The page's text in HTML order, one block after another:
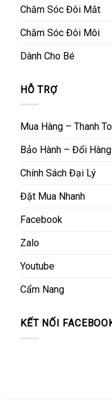
Chăm Sóc Đôi Mắt
Chăm Sóc Đôi Môi
Dành Cho Bé
HỖ TRỢ
Mua Hàng – Thanh
Bảo Hành – Đổi Hàng
Chính Sách Đại Lý
Đặt Mua Nhanh
Facebook
Zalo
Youtube
Cẩm Nang
KẾT NỐI